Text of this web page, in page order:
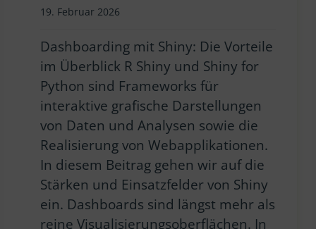
19. Februar 2026
Dashboarding mit Shiny: Die Vorteile
im Überblick R Shiny und Shiny for
Python sind Frameworks für
interaktive grafische Darstellungen
von Daten und Analysen sowie die
Realisierung von Webapplikationen.
In diesem Beitrag gehen wir auf die
Stärken und Einsatzfelder von Shiny
ein. Dashboards sind längst mehr als
reine Visualisierungsoberflächen. In